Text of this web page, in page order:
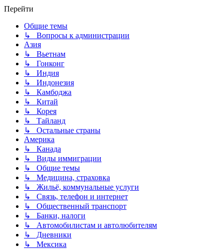
Перейти
Общие темы
↳ Вопросы к администрации
Азия
↳ Вьетнам
↳ Гонконг
↳ Индия
↳ Индонезия
↳ Камбоджа
↳ Китай
↳ Корея
↳ Тайланд
↳ Остальные страны
Америка
↳ Канада
↳ Виды иммиграции
↳ Общие темы
↳ Медицина, страховка
↳ Жильё, коммунальные услуги
↳ Связь, телефон и интернет
↳ Общественный транспорт
↳ Банки, налоги
↳ Автомобилистам и автолюбителям
↳ Дневники
↳ Мексика